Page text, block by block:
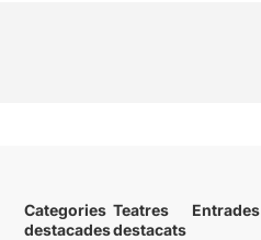
Categories
destacades
Teatres
destacats
Entrades